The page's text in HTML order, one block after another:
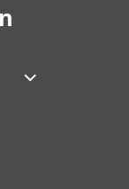
Schließzeiten
Von 08:00 bis 12:00